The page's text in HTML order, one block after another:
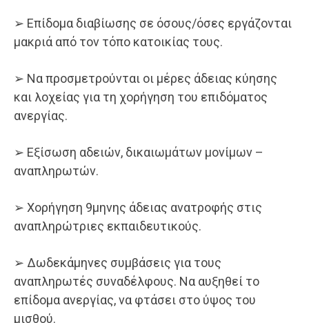
➢ Επίδομα διαβίωσης σε όσους/όσες εργάζονται
μακριά από τον τόπο κατοικίας τους.
➢ Να προσμετρούνται οι μέρες άδειας κύησης
και λοχείας για τη χορήγηση του επιδόματος
ανεργίας.
➢ Εξίσωση αδειών, δικαιωμάτων μονίμων –
αναπληρωτών.
➢ Χορήγηση 9μηνης άδειας ανατροφής στις
αναπληρώτριες εκπαιδευτικούς.
➢ Δωδεκάμηνες συμβάσεις για τους
αναπληρωτές συναδέλφους. Να αυξηθεί το
επίδομα ανεργίας, να φτάσει στο ύψος του
μισθού.